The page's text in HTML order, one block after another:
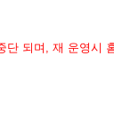
되며, 재 운영시